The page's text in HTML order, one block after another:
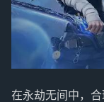
在永劫无间中，